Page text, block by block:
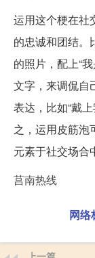
运用这个梗在社
的忠诚和团结。
的照片，配上“
文字，来调侃自
表达，比如“戴
之，运用皮筋泡
元素于社交场合
莒南热线
网络